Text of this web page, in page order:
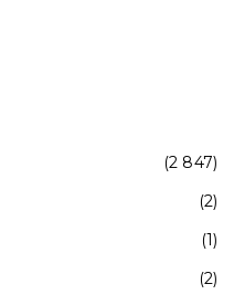
(2 847)
(2)
(1)
(2)